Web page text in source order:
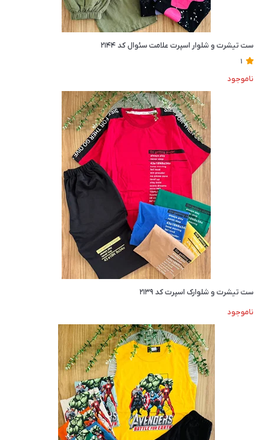
ست تیشرت و شلوار اسپرت علامت سئوال کد ۲۱۴۴
1
ناموجود
ست تیشرت و شلوارک اسپرت کد ۲۱۳۹
ناموجود